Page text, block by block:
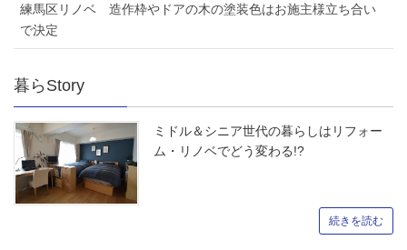
練馬区リノベ 造作枠やドアの木の塗装色はお施主様立ち合い
で決定
暮らStory
ミドル＆シニア世代の暮らしはリフォー
ム・リノベでどう変わる!?
続きを読む